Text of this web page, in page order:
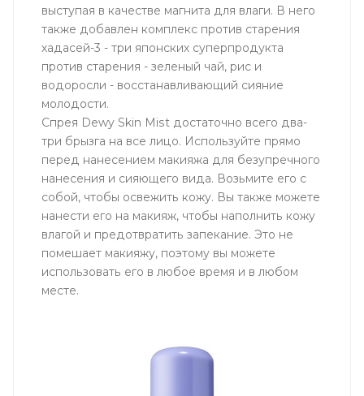
выступая в качестве магнита для влаги. В него
также добавлен комплекс против старения
хадасей-3 - три японских суперпродукта
против старения - зеленый чай, рис и
водоросли - восстанавливающий сияние
молодости.
Спрея Dewy Skin Mist достаточно всего два-
три брызга на все лицо. Используйте прямо
перед нанесением макияжа для безупречного
нанесения и сияющего вида. Возьмите его с
собой, чтобы освежить кожу. Вы также можете
нанести его на макияж, чтобы наполнить кожу
влагой и предотвратить запекание. Это не
помешает макияжу, поэтому вы можете
использовать его в любое время и в любом
месте.